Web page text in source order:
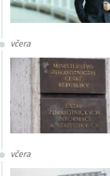
včera
včera